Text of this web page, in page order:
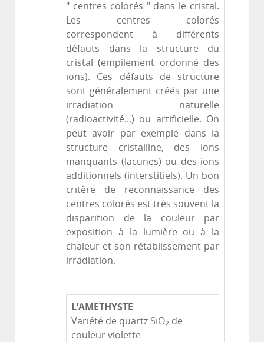
" centres colorés " dans le cristal.
Les centres colorés
correspondent à différents
défauts dans la structure du
cristal (empilement ordonné des
ions). Ces défauts de structure
sont généralement créés par une
irradiation naturelle
(radioactivité...) ou artificielle. On
peut avoir par exemple dans la
structure cristalline, des ions
manquants (lacunes) ou des ions
additionnels (interstitiels). Un bon
critère de reconnaissance des
centres colorés est très souvent la
disparition de la couleur par
exposition à la lumière ou à la
chaleur et son rétablissement par
irradiation.
L’AMETHYSTE
Variété de quartz SiO2 de
couleur violette